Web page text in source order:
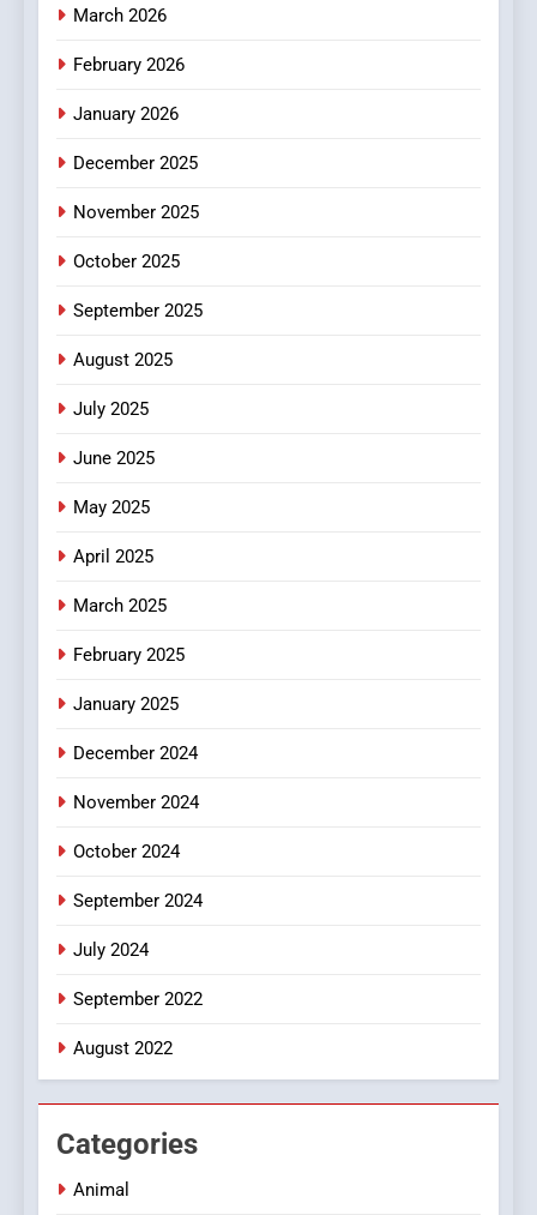
5
6
March 2026
February 2026
January 2026
December 2025
November 2025
October 2025
September 2025
August 2025
July 2025
June 2025
May 2025
April 2025
March 2025
February 2025
January 2025
December 2024
November 2024
October 2024
September 2024
July 2024
September 2022
August 2022
Categories
Animal